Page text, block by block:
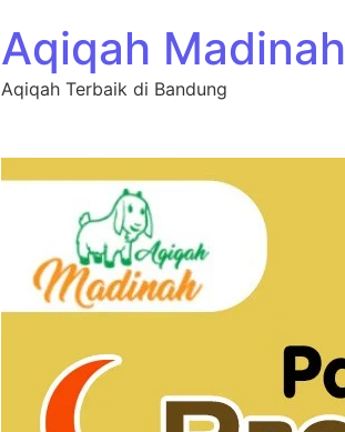
Aqiqah Madinah
Aqiqah Terbaik di Bandung